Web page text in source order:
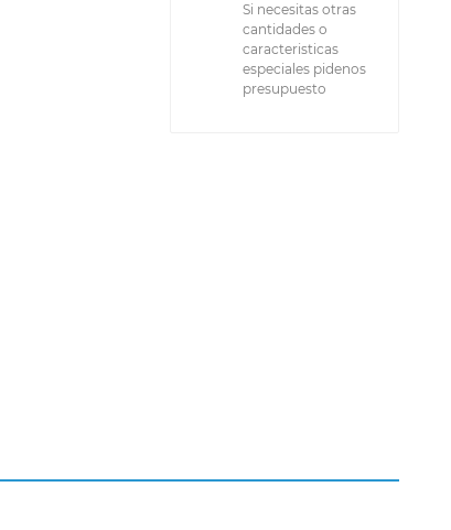
Si necesitas otras
cantidades o
caracteristicas
especiales pidenos
presupuesto